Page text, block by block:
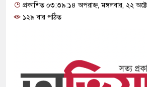
প্রকাশিত ০৩:৩৯:১৪ অপরাহ্ন, মঙ্গলবার, ২২
১২৯ বার পঠিত